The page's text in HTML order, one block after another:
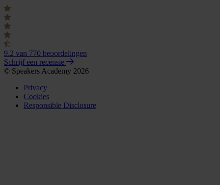
9.2 van 770 beoordelingen
Schrijf een recensie
© Speakers Academy 2026
Privacy
Cookies
Responsible Disclosure